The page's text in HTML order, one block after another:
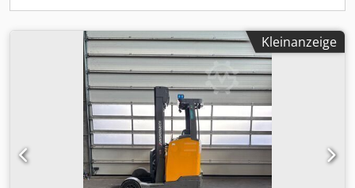
Kleinanzeige